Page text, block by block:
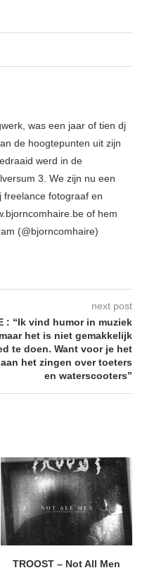
was een jaar of tien dj
de hoogtepunten uit zijn
werd in de
3. We zijn nu een
freelance fotograaf en
of hem
(@bjorncomhaire)
next post
: “Ik vind humor in muziek
het is niet gemakkelijk
te doen. Want voor je het
het zingen over toeters
en waterscooters”
TROOST – Not All Men